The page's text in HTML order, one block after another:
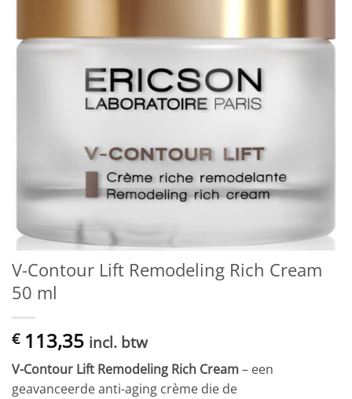
V-Contour Lift Remodeling Rich Cream
50 ml
€113,35 incl. btw
V-Contour Lift Remodeling Rich Cream– een
geavanceerde anti-aging crème die de